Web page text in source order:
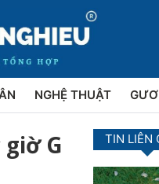
NGHỆ THUẬT
G TIN LIÊN